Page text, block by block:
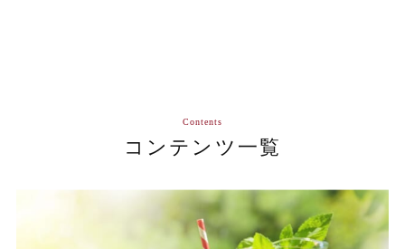
コンテンツ一覧
Contents